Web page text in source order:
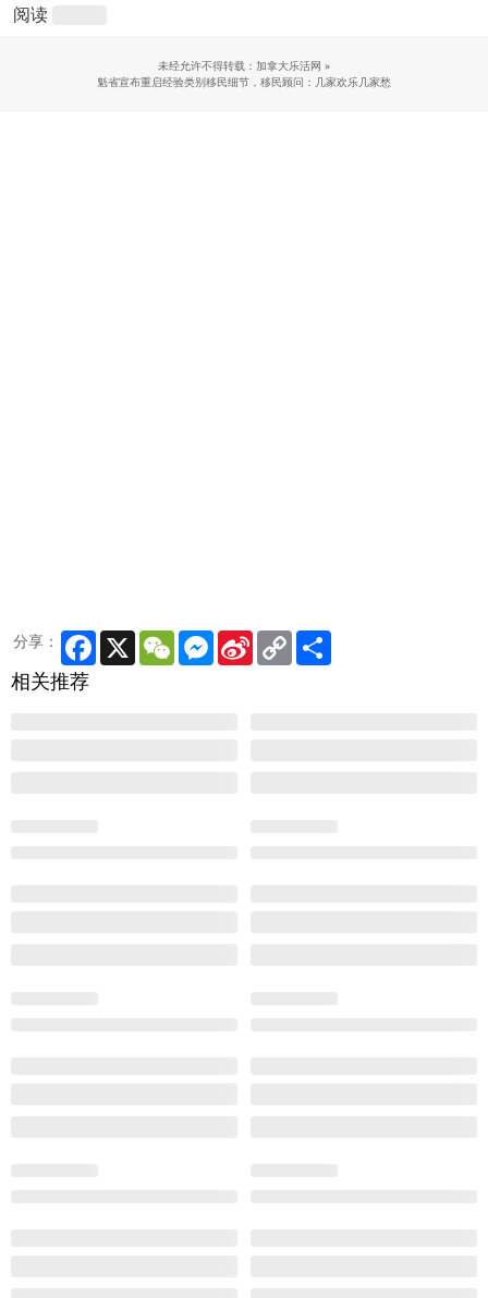
阅读
未经允许不得转载：加拿大乐活网 »
魁省宣布重启经验类别移民细节，移民顾问：几家欢乐几家愁
分享： Facebook
X WeChatMessenger
Sina
Weibo
Copy
Link
相关推荐